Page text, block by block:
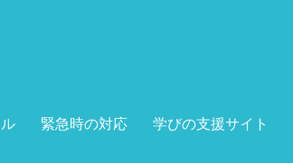
緊急時の対応 学びの支援サイト